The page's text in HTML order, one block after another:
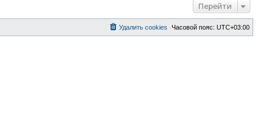
Перейти
Часовой пояс: UTC+03:00
Удалить cookies